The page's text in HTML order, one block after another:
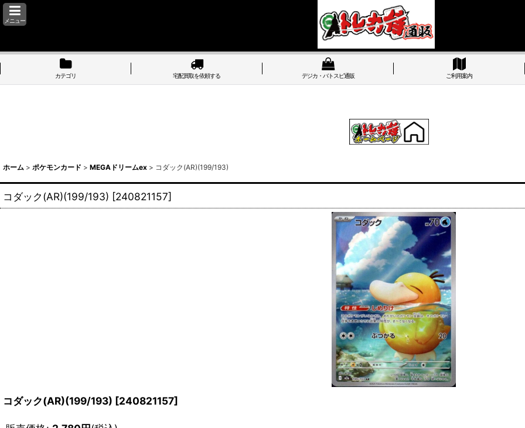
メニュー
カテゴリ 宅配買取を依頼する デジカ・バトスピ通販 ご利用案内
ホーム > ポケモンカード > MEGAドリームex > コダック(AR)(199/193)
コダック(AR)(199/193) [240821157]
コダック(AR)(199/193) [240821157]